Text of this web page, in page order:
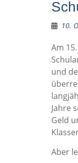
10.
Am
und
Jahre
Geld
Aber